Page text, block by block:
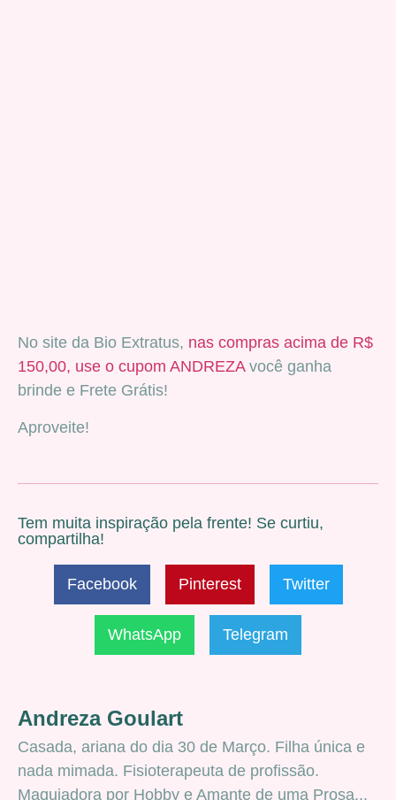
No site da Bio Extratus, nas compras acima de R$
150,00, use o cupom ANDREZAvocê ganha
brinde e Frete Grátis!
Aproveite!
Tem muita inspiração pela frente! Se curtiu,
compartilha!
Facebook Pinterest Twitter
WhatsApp Telegram
Andreza Goulart
Casada, ariana do dia 30 de Março. Filha única e
nada mimada. Fisioterapeuta de profissão.
Maquiadora por Hobby e Amante de uma Prosa...